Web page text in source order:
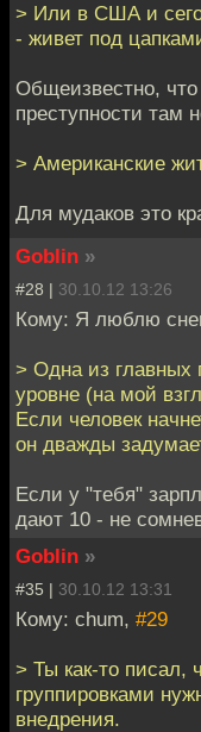
> Или в США и
- живет под
Общеизвестно,
преступности там
> Американские
Для мудаков это
Goblin »
#28 | 30.10.12 13:26
Кому: Я люблю
> Одна из главных
уровне (на мой
Если человек
он дважды
Если у "тебя"
дают 10 - не
Goblin »
#35 | 30.10.12 13:31
Кому: chum, #29
> Ты как-то писал,
группировками
внедрения.